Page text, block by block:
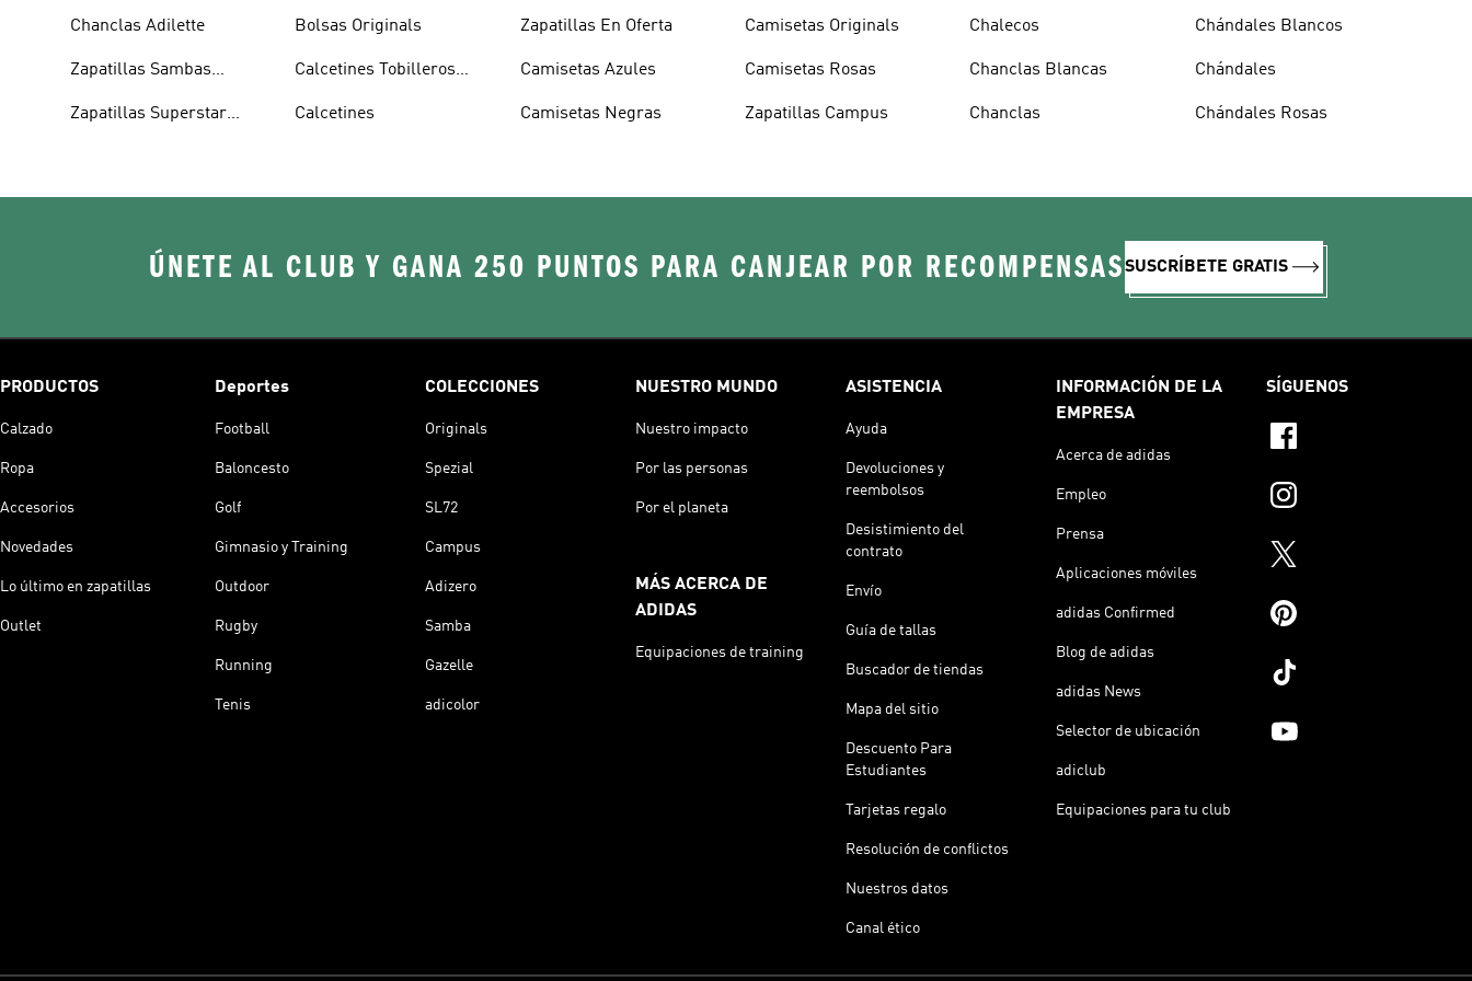
Chanclas Adilette
Zapatillas Sambas
Zapatillas Superstar
Bolsas Originals
Calcetines Tobilleros
Calcetines
Zapatillas En Oferta
Camisetas Azules
Camisetas Negras
Camisetas Originals
Camisetas Rosas
Zapatillas Campus
Chalecos
Chanclas Blancas
Chanclas
Chándales Blancos
Chándales
Chándales Rosas
ÚNETE AL CLUB Y GANA 250 PUNTOS PARA CANJEAR POR RECOMPENSASSUSCRÍBETE GRATIS
PRODUCTOS
Calzado
Ropa
Accesorios
Novedades
Lo último en zapatillas
Outlet
Deportes
Football
Baloncesto
Golf
Gimnasio y Training
Outdoor
Rugby
Running
Tenis
COLECCIONES
Originals
Spezial
SL72
Campus
Adizero
Samba
Gazelle
adicolor
NUESTRO MUNDO
Nuestro impacto
Por las personas
Por el planeta
MÁS ACERCA DE
ADIDAS
Equipaciones de training
ASISTENCIA
Ayuda
Devoluciones y
reembolsos
Desistimiento del
contrato
Envío
Guía de tallas
Buscador de tiendas
Mapa del sitio
Descuento Para
Estudiantes
Tarjetas regalo
Resolución de conflictos
Nuestros datos
Canal ético
INFORMACIÓN DE LA
EMPRESA
Acerca de adidas
Empleo
Prensa
Aplicaciones móviles
adidas Confirmed
Blog de adidas
adidas News
Selector de ubicación
adiclub
Equipaciones para tu club
SÍGUENOS